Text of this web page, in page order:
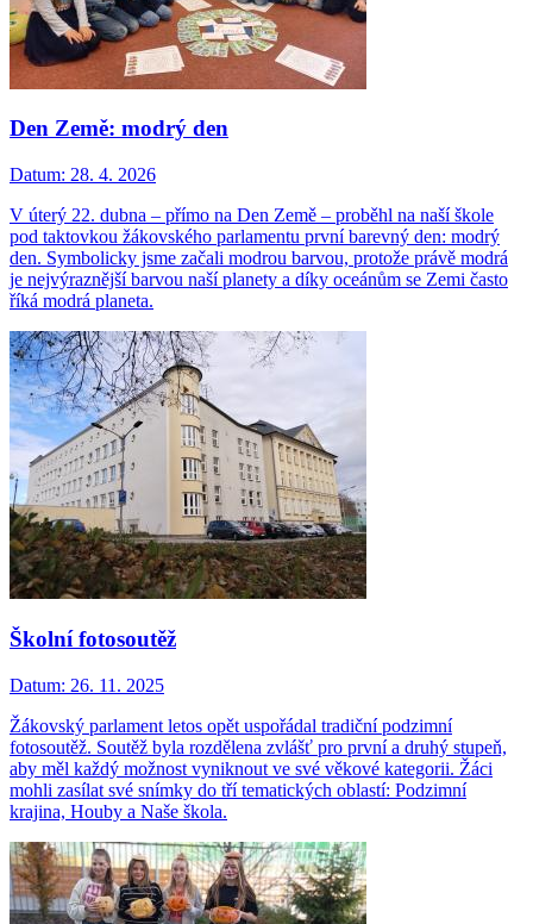
Den Země: modrý den
Datum: 28. 4. 2026
V úterý 22. dubna – přímo na Den Země – proběhl na naší škole
pod taktovkou žákovského parlamentu první barevný den: modrý
den. Symbolicky jsme začali modrou barvou, protože právě modrá
je nejvýraznější barvou naší planety a díky oceánům se Zemi často
říká modrá planeta.
Školní fotosoutěž
Datum: 26. 11. 2025
Žákovský parlament letos opět uspořádal tradiční podzimní
fotosoutěž. Soutěž byla rozdělena zvlášť pro první a druhý stupeň,
aby měl každý možnost vyniknout ve své věkové kategorii. Žáci
mohli zasílat své snímky do tří tematických oblastí: Podzimní
krajina, Houby a Naše škola.